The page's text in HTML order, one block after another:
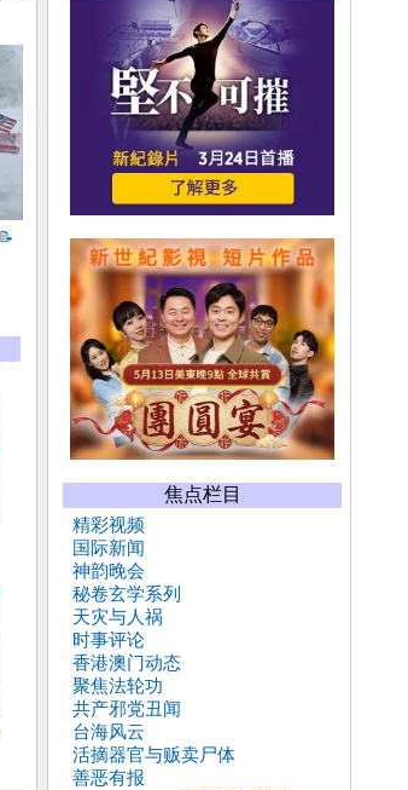
📝
焦点栏目
精彩视频
国际新闻
神韵晚会
秘卷玄学系列
天灾与人祸
时事评论
香港澳门动态
聚焦法轮功
共产邪党丑闻
台海风云
活摘器官与贩卖尸体
善恶有报